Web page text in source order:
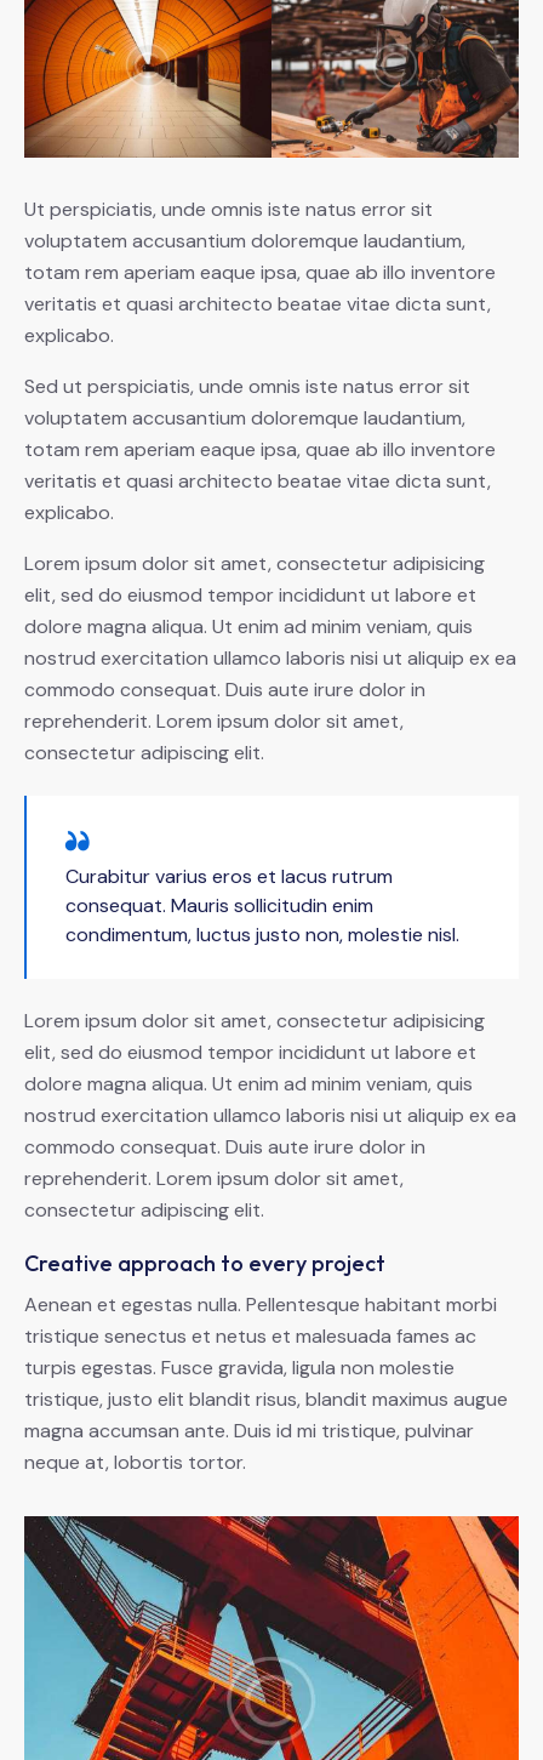
Ut perspiciatis, unde omnis iste natus error sit
voluptatem accusantium doloremque laudantium,
totam rem aperiam eaque ipsa, quae ab illo inventore
veritatis et quasi architecto beatae vitae dicta sunt,
explicabo.
Sed ut perspiciatis, unde omnis iste natus error sit
voluptatem accusantium doloremque laudantium,
totam rem aperiam eaque ipsa, quae ab illo inventore
veritatis et quasi architecto beatae vitae dicta sunt,
explicabo.
Lorem ipsum dolor sit amet, consectetur adipisicing
elit, sed do eiusmod tempor incididunt ut labore et
dolore magna aliqua. Ut enim ad minim veniam, quis
nostrud exercitation ullamco laboris nisi ut aliquip ex ea
commodo consequat. Duis aute irure dolor in
reprehenderit. Lorem ipsum dolor sit amet,
consectetur adipiscing elit.
Curabitur varius eros et lacus rutrum
consequat. Mauris sollicitudin enim
condimentum, luctus justo non, molestie nisl.
Lorem ipsum dolor sit amet, consectetur adipisicing
elit, sed do eiusmod tempor incididunt ut labore et
dolore magna aliqua. Ut enim ad minim veniam, quis
nostrud exercitation ullamco laboris nisi ut aliquip ex ea
commodo consequat. Duis aute irure dolor in
reprehenderit. Lorem ipsum dolor sit amet,
consectetur adipiscing elit.
Creative approach to every project
Aenean et egestas nulla. Pellentesque habitant morbi
tristique senectus et netus et malesuada fames ac
turpis egestas. Fusce gravida, ligula non molestie
tristique, justo elit blandit risus, blandit maximus augue
magna accumsan ante. Duis id mi tristique, pulvinar
neque at, lobortis tortor.